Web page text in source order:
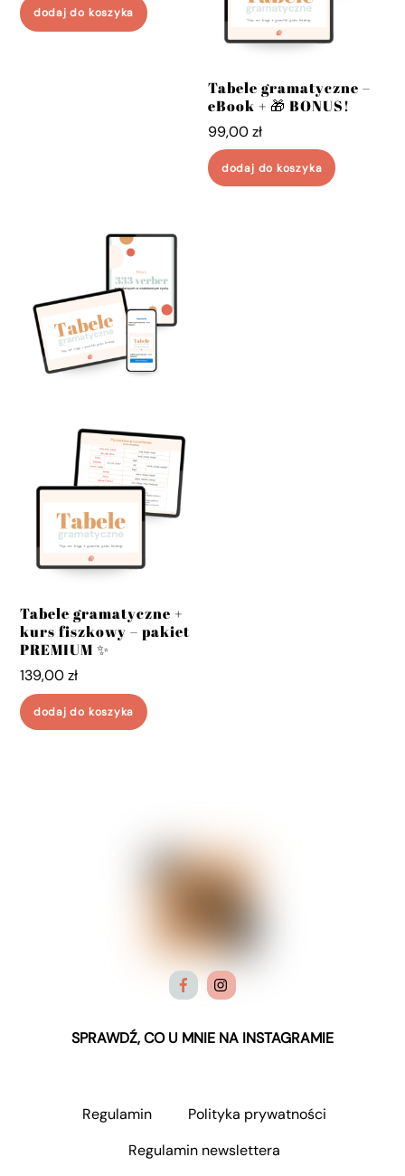
dodaj do koszyka
Tabele gramatyczne –
eBook + 🎁 BONUS!
99,00zł
dodaj do koszyka
Tabele gramatyczne +
kurs fiszkowy – pakiet
PREMIUM ✨
139,00zł
dodaj do koszyka
SPRAWDŹ, CO U MNIE NA INSTAGRAMIE
Regulamin
Polityka prywatności
Regulamin newslettera